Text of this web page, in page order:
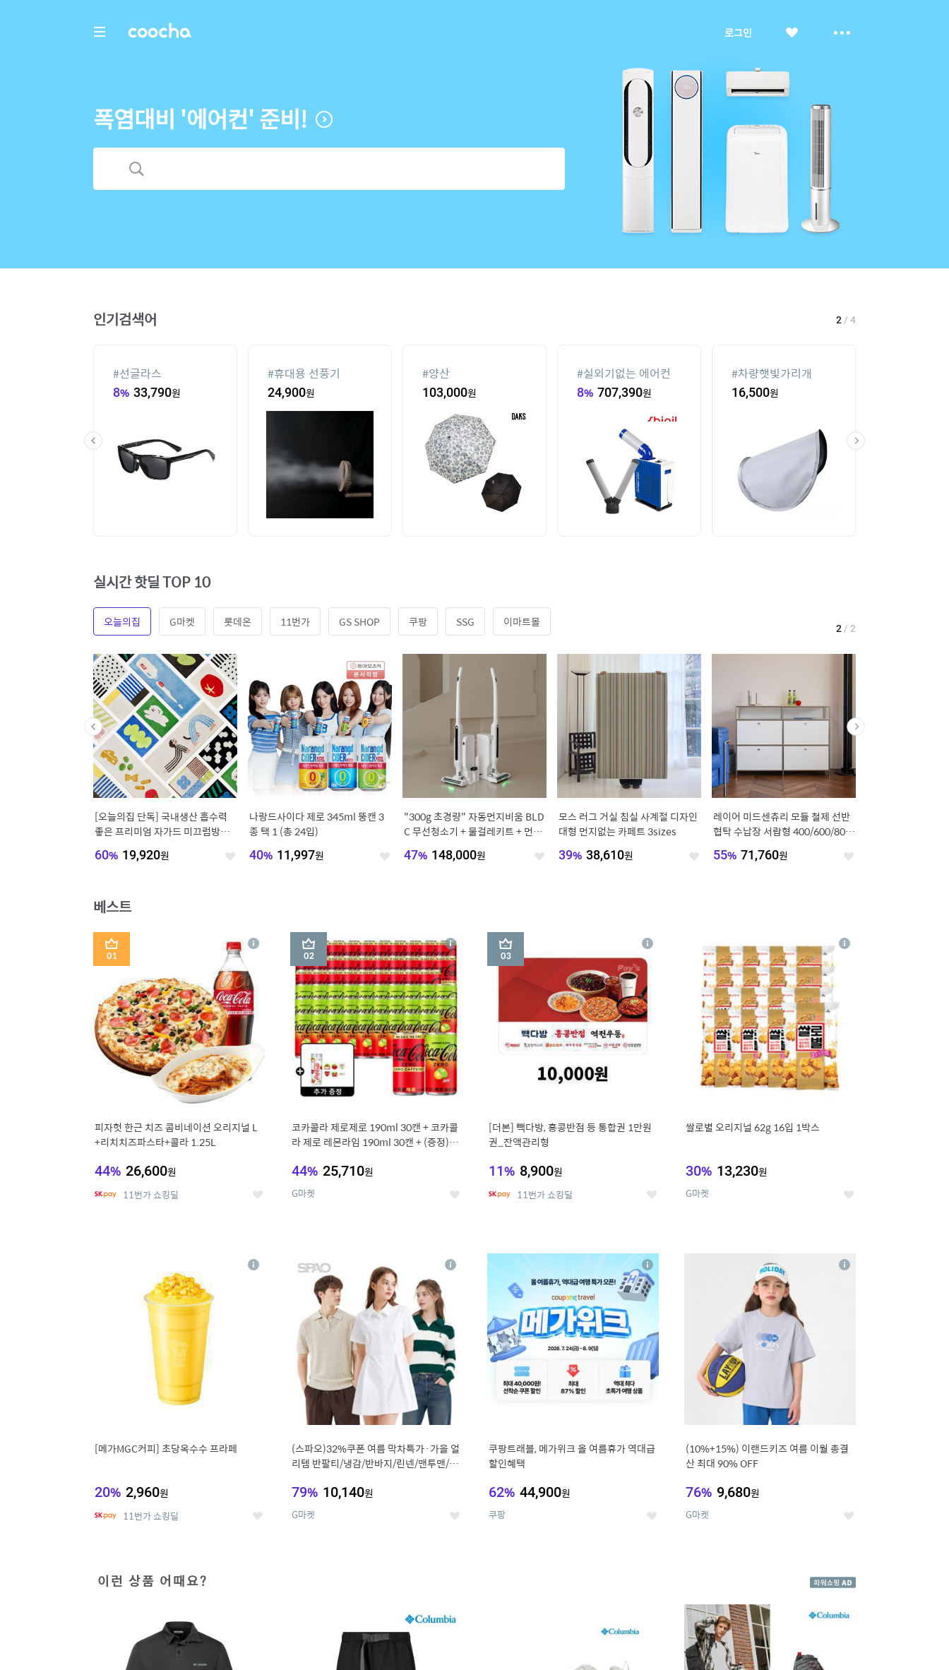
COOCHA 로그인 보
폭염대비 '에어컨' 준비!
인기검색어
#선글라스
8% 33,790원
#휴대용 선풍기
24,900원
#양산
103,000원
#실외기없는 에어컨
8% 707,390원
#차량햇빛가리개
16,500원
2 / 4
실시간 핫딜 TOP 10
오늘의집 G마켓 롯데온 11번가 GS SHOP 쿠팡 SSG 이마트몰
[오늘의집 단독] 국내생산 흡수력
좋은 프리미엄 자가드 미끄럼방지
60% 19,920원 좋
나랑드사이다 제로 345ml 뚱캔 3
종 택 1 (총 24입)
40% 11,997원 좋
"300g 초경량" 자동먼지비움 BLD
C 무선청소기 + 물걸레키트 + 먼지
47% 148,000원 좋
모스 러그 거실 침실 사계절 디자인
대형 먼지없는 카페트 3sizes
39% 38,610원 좋
레이어 미드센츄리 모듈 철제 선반
협탁 수납장 서랍형 400/600/800/
55% 71,760원 좋
2 / 2
베스트
1
피자헛 한근 치즈 콤비네이션 오리지널 L
+리치치즈파스타+콜라 1.25L
44% 26,600원
11번가 쇼킹딜 좋
상
2
코카콜라 제로제로 190ml 30캔 + 코카콜
라 제로 레몬라임 190ml 30캔 + (증정) 콜
44% 25,710원
G마켓 좋
상
세
3
[더본] 빽다방, 홍콩반점 등 통합권 1만원
권_잔액관리형
11% 8,900원
11번가 쇼킹딜 좋
상
세
쌀로별 오리지널 62g 16입 1박스
30% 13,230원
G마켓 좋
상
[메가MGC커피] 초당옥수수 프라페
20% 2,960원
11번가 쇼킹딜 좋
상
(스파오)32%쿠폰 여름 막차특가·가을 얼
리템 반팔티/냉감/반바지/린넨/맨투맨/슬
79% 10,140원
G마켓 좋
상
7
쿠팡트래블, 메가위크 올 여름휴가 역대급
할인혜택
62% 44,900원
쿠팡 좋
상
세
(10%+15%) 이랜드키즈 여름 이월 총결
산 최대 90% OFF
76% 9,680원
G마켓 좋
상
이런 상품 어때요?